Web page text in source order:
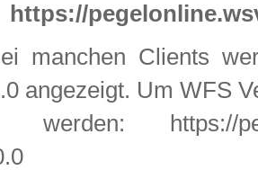
https://
manchen Clients
angezeigt. Um WFS
werden: https://